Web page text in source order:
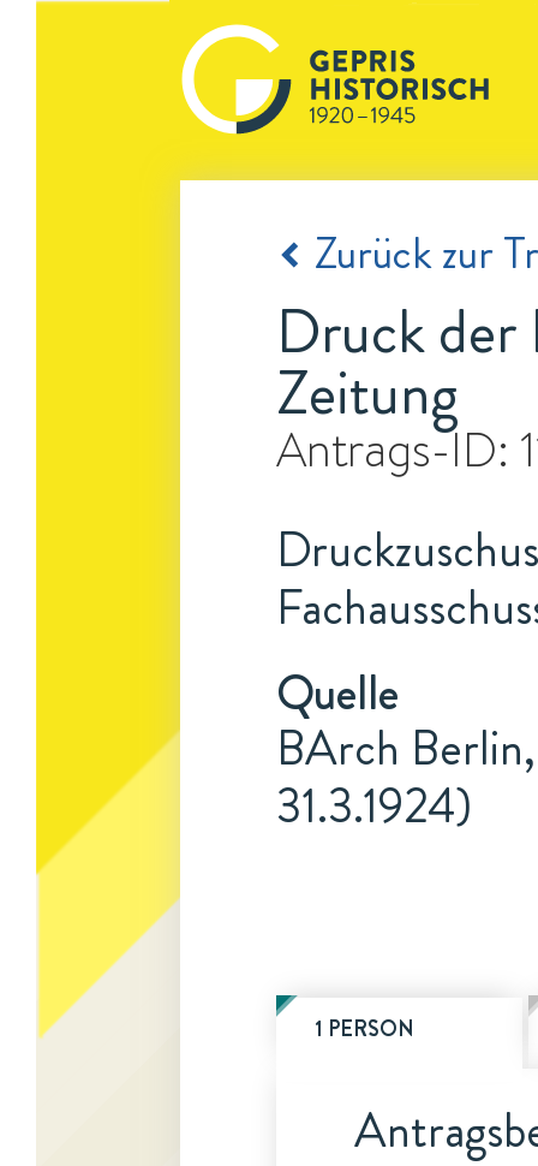
Zurück zur
Druck der
Zeitung
Antrags-ID:
Quelle
BArch
31.3.1924)
1 PERSON